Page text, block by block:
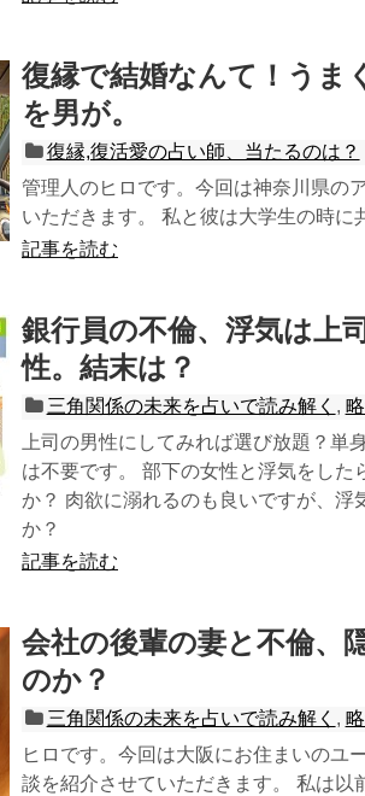
復縁で結婚なんて！うま
を男が。
復縁,復活愛の占い師、当たるのは？
管理人のヒロです。今回は神奈川県の
いただきます。 私と彼は大学生の時に
記事を読む
銀行員の不倫、浮気は上
性。結末は？
三角関係の未来を占いで読み解く ,
上司の男性にしてみれば選び放題？単
は不要です。 部下の女性と浮気をした
か？ 肉欲に溺れるのも良いですが、浮
か？
記事を読む
会社の後輩の妻と不倫、
のか？
三角関係の未来を占いで読み解く ,
ヒロです。今回は大阪にお住まいのユ
談を紹介させていただきます。 私は以